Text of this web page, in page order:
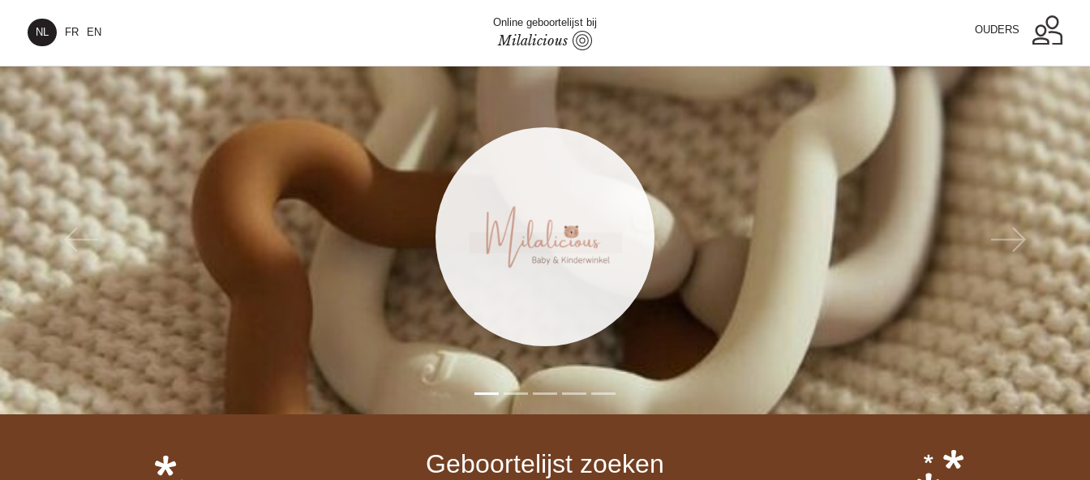
NL FR EN
Online geboortelijst bij
Milalicious
OUDERS
Previous Next
Geboortelijst zoeken